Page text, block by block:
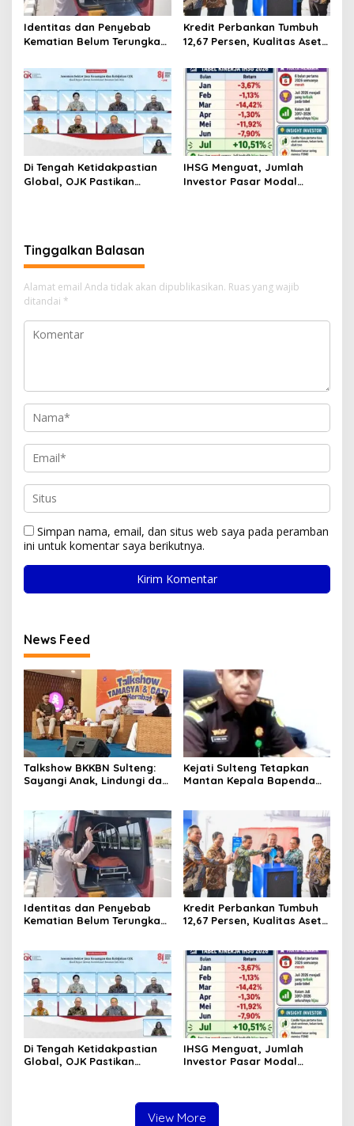
Identitas dan Penyebab
Kematian Belum Terungkap,
Ditemukan Mengapung di
Pantai Lere Palu, Kondisi
Tubuh Sudah Terurai
Dicabik Buaya
Kredit Perbankan Tumbuh
12,67 Persen, Kualitas Aset
Tetap Kokoh Juni 2026
Di Tengah Ketidakpastian
Global, OJK Pastikan
IHSG Menguat, Jumlah
Investor Pasar Modal
Tinggalkan Balasan
Alamat email Anda tidak akan dipublikasikan. Ruas yang wajib
ditandai *
Simpan nama, email, dan situs web saya pada peramban
ini untuk komentar saya berikutnya.
News Feed
Talkshow BKKBN Sulteng:
Sayangi Anak, Lindungi dan
Bijak Bermedia Digital
Kejati Sulteng Tetapkan
Mantan Kepala Bapenda
Pertambangan
Identitas dan Penyebab
Kematian Belum Terungkap,
Pantai Lere Palu, Kondisi
Tubuh Sudah Terurai
Dicabik Buaya
Kredit Perbankan Tumbuh
12,67 Persen, Kualitas Aset
Di Tengah Ketidakpastian
Global, OJK Pastikan
IHSG Menguat, Jumlah
Investor Pasar Modal
View More